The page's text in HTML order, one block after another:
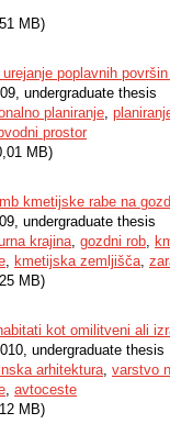
MB)
poplavnih
undergraduate thesis
planiranje,
prostor
MB)
kmetijske rabe na
undergraduate thesis
krajina, gozdni rob,
, kmetijska zemljišča,
MB)
kot omilitveni ali
undergraduate thesis
arhitektura, varstvo
, avtoceste
MB)